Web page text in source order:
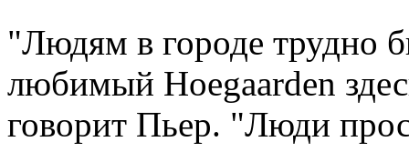
"Людям в городе трудно
любимый Hoegaarden
говорит Пьер. "Люди